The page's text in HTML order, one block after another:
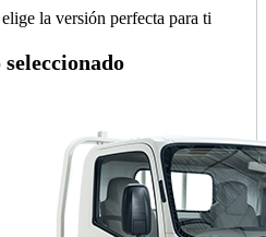
la versión perfecta para ti